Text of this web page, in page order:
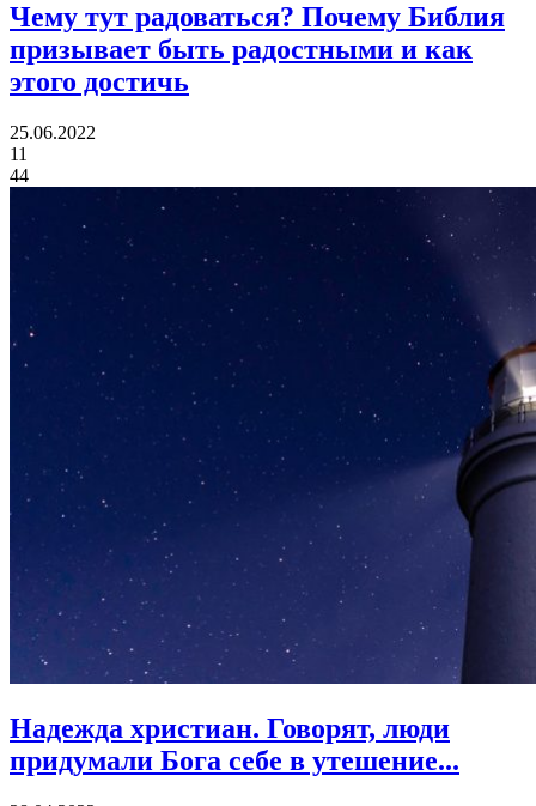
Чему тут радоваться? Почему Библия
призывает быть радостными и как
этого достичь
25.06.2022
11
44
Надежда христиан. Говорят, люди
придумали Бога себе в утешение...